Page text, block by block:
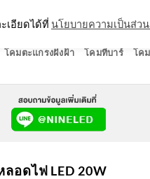
โคมตะแกรงฝังฝ้า โคมทีบาร์ โค
ลอดไฟ LED 20W
เอียดได้ที่ นโยบายความเป็นส่ว